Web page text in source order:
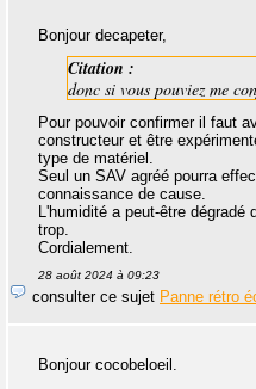
Bonjour decapeter,
Citation :
donc si vous pouviez me
Pour pouvoir confirmer il faut
constructeur et être
type de matériel.
Seul un SAV agréé pourra
connaissance de cause.
L'humidité a peut-être
trop.
Cordialement.
28 août 2024 à 09:23
consulter ce sujet Panne rétro
Bonjour cocobeloeil.